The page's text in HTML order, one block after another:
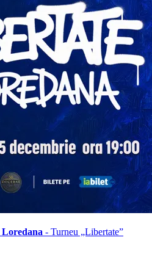
Loredana - Turneu „Libertate”